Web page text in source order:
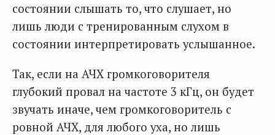
состоянии слышать то, что слушает, но
лишь люди с тренированным слухом в
состоянии интерпретировать услышанное.
Так, если на АЧХ громкоговорителя
глубокий провал на частоте 3 кГц, он будет
звучать иначе, чем громкоговоритель с
ровной АЧХ, для любого уха, но лишь